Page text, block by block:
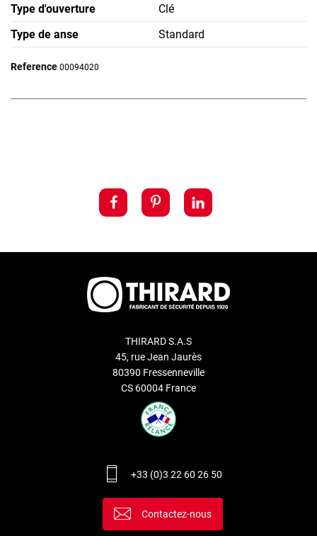
Type d'ouverture
Clé
Type de anse
Standard
Reference 00094020
THIRARD S.A.S
45, rue Jean Jaurès
80390 Fressenneville
CS 60004 France
+33 (0)3 22 60 26 50
Contactez-nous